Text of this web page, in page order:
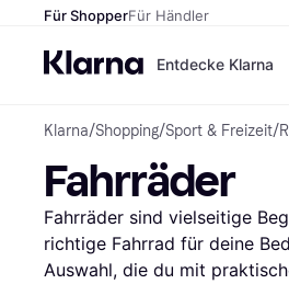
Für ShopperFür Händler
Entdecke Klarna
Klarna/Shopping/Sport & Freizeit/
Fahrräder
Fahrräder sind vielseitige
richtige Fahrrad für deine
Auswahl, die du mit